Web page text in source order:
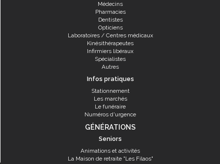
Médecins
Pharmacies
Dentistes
Opticiens
Laboratoires / Centres médicaux
Kinésithérapeutes
Infirmiers libéraux
Spécialistes
Autres
Infos pratiques
Stationnement
Les marchés
Le funéraire
Numéros d'urgence
GÉNÉRATIONS
Seniors
Animations et activités
La Maison de retraite "Les Filaos"